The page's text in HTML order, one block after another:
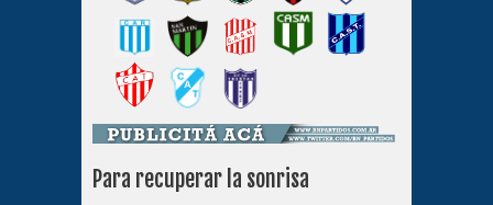
Para recuperar la sonrisa